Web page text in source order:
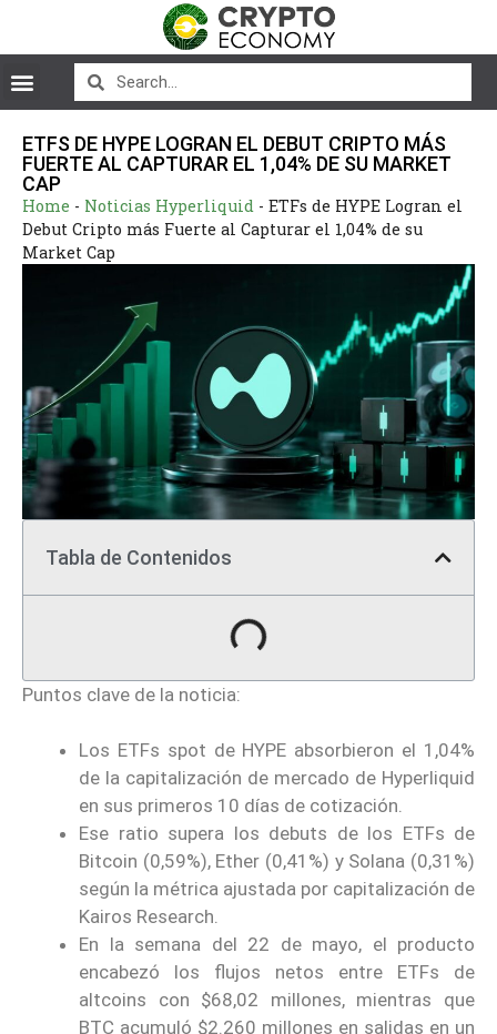
ETFS DE HYPE LOGRAN EL DEBUT CRIPTO MÁS
FUERTE AL CAPTURAR EL 1,04% DE SU MARKET
CAP
Home - Noticias Hyperliquid - ETFs de HYPE Logran el
Debut Cripto más Fuerte al Capturar el 1,04% de su
Market Cap
Tabla de Contenidos
Puntos clave de la noticia:
Los ETFs spot de HYPE absorbieron el 1,04%
de la capitalización de mercado de Hyperliquid
en sus primeros 10 días de cotización.
Ese ratio supera los debuts de los ETFs de
Bitcoin (0,59%), Ether (0,41%) y Solana (0,31%)
según la métrica ajustada por capitalización de
Kairos Research.
En la semana del 22 de mayo, el producto
encabezó los flujos netos entre ETFs de
altcoins con $68,02 millones, mientras que
BTC acumuló $2.260 millones en salidas en un